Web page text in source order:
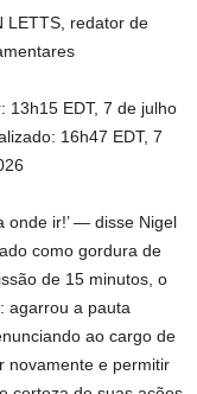
LETTS, redator de
13h15 EDT, 7 de julho
16h47 EDT, 7
onde ir!’ — disse Nigel
como gordura de
de 15 minutos, o
agarrou a pauta
ao cargo de
novamente e permitir